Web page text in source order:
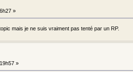
»
mais je ne suis vraiment pas tenté par un RP.
»